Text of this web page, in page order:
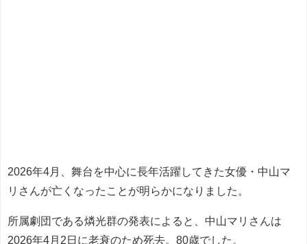
2026年4月、舞台を中心に長年活躍してきた女優・中山マ
リさんが亡くなったことが明らかになりました。
所属劇団である燐光群の発表によると、中山マリさんは
2026年4月2日に老衰のため死去。80歳でした。